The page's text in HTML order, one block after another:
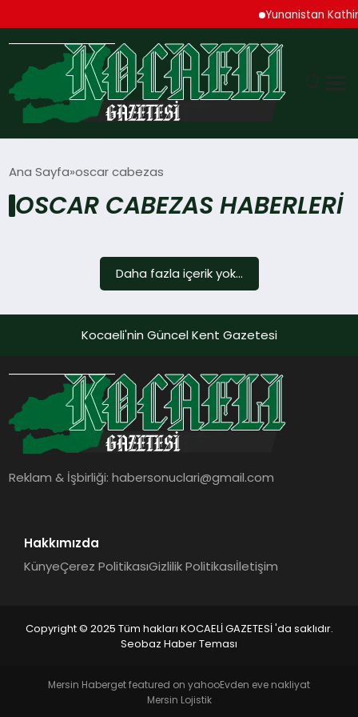
Yunanistan
TEKNOLOJI
YAŞAM
DÜNYA
Ana Sayfa oscar cabezas
OSCAR CABEZAS HABERLERI
Daha fazla içerik yok...
Kocaeli'nin Güncel Kent Gazetesi
Reklam & İşbirliği:habersonuclari@gmail.com
Hakkımızda
KünyeÇerez PolitikasıGizlilik Politikasıİletişim
Copyright © 2025 Tüm hakları KOCAELİ GAZETESİ 'da saklıdır.
Seobaz Haber Teması
Mersin Haberget featured on yahooEvden eve nakliyat
Mersin Lojistik